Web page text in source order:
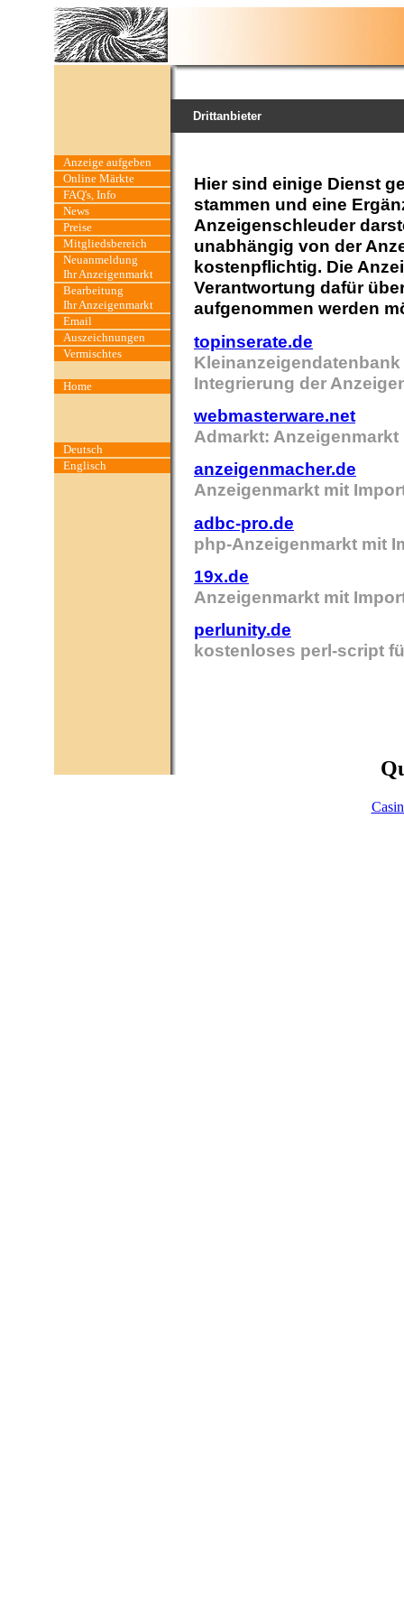
Anzeige aufgeben
Online Märkte
FAQ's, Info
News
Preise
Mitgliedsbereich
Neuanmeldung
Ihr Anzeigenmarkt
Bearbeitung
Ihr Anzeigenmarkt
Email
Auszeichnungen
Vermischtes
Home
Deutsch
Englisch
Drittanbieter
Hier sind einige Dienst
stammen und eine
Anzeigenschleuder
unabhängig von der
kostenpflichtig. Die
Verantwortung dafür
aufgenommen werden
topinserate.de
Integrierung der
webmasterware.net
Admarkt:
anzeigenmacher.de
Anzeigenmarkt mit
adbc-pro.de
php-Anzeigenmarkt mit
19x.de
Anzeigenmarkt mit
perlunity.de
kostenloses perl-script